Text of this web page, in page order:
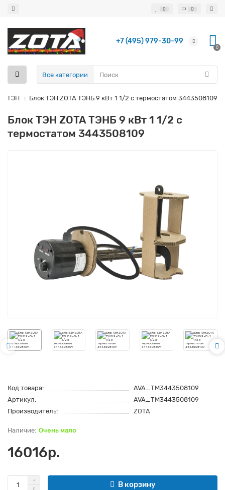
0 0
+7 (495) 979-30-99
0
Все категории
ТЭН Блок ТЭН ZOTA ТЭНБ 9 кВт 1 1/2 с термостатом 3443508109
Блок ТЭН ZOTA ТЭНБ 9 кВт 1 1/2 с
термостатом 3443508109
Код товара:
AVA_TM3443508109
Артикул:
AVA_TM3443508109
Производитель:
ZOTA
Очень мало
16016р.
В корзину